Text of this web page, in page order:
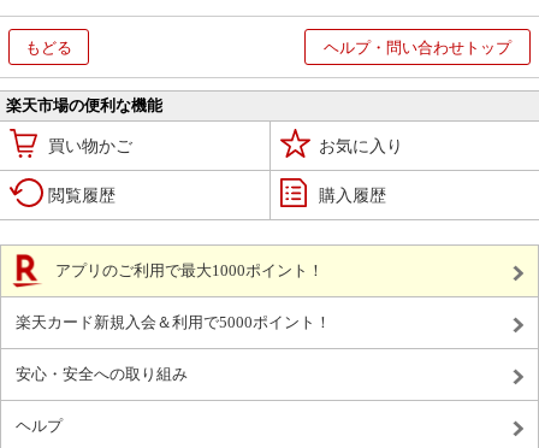
もどる ヘルプ・問い合わせトップ
楽天市場の便利な機能
買い物かご お気に入り
閲覧履歴 購入履歴
アプリのご利用で最大1000ポイント！
楽天カード新規入会＆利用で5000ポイント！
安心・安全への取り組み
ヘルプ